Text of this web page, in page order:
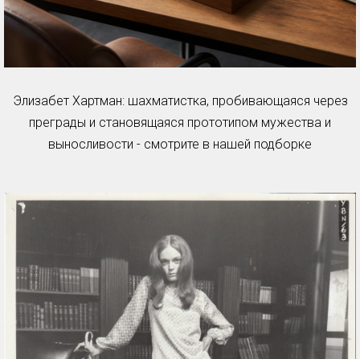
Элизабет Хартман: шахматистка, пробивающаяся через
преграды и становящаяся прототипом мужества и
выносливости - смотрите в нашей подборке